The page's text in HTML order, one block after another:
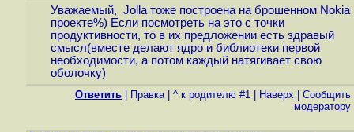
Уважаемый, Jolla тоже построена на брошенном Nokia
проекте%) Если посмотреть на это с точки
продуктивности, то в их предложении есть здравый
смысл(вместе делают ядро и библиотеки первой
необходимости, а потом каждый натягивает свою
оболочку)
Ответить Правка| ^ к родителю #1 Наверх
Cообщить
модератору